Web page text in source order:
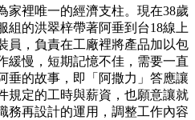
家裡唯一的經濟支柱。現在38歲
組的洪翠梓帶著阿垂到台18線上
員，負責在工廠裡將產品加以包
緩慢，短期記憶不佳，需要一直
垂的故事，即「阿撒力」答應讓
規定的工時與薪資，也願意讓就
務再設計的運用，調整工作內容